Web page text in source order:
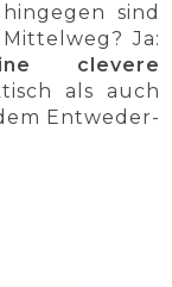
sind
Ja:
clevere
als auch
Entweder-